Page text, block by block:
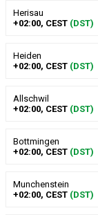
Herisau
+02:00, CEST (DST)
Heiden
+02:00, CEST (DST)
Allschwil
+02:00, CEST (DST)
Bottmingen
+02:00, CEST (DST)
Munchenstein
+02:00, CEST (DST)